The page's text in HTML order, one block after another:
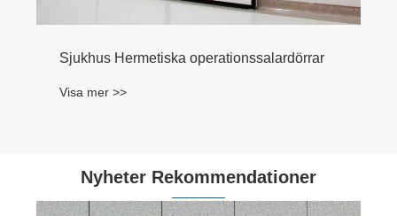
Sjukhus Hermetiska operationssalardörrar
Visa mer >>
Nyheter Rekommendationer